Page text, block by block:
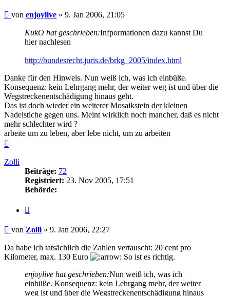
Beitrag
von enjoylive » 9. Jan 2006, 21:05
KukO hat geschrieben:Infpormationen dazu kannst Du
hier nachlesen
http://bundesrecht.juris.de/brkg_2005/index.html
Danke für den Hinweis. Nun weiß ich, was ich einbüße.
Konsequenz: kein Lehrgang mehr, der weiter weg ist und über die
Wegstreckenentschädigung hinaus geht.
Das ist doch wieder ein weiterer Mosaikstein der kleinen
Nadelstiche gegen uns. Meint wirklich noch mancher, daß es nicht
mehr schlechter wird ?
arbeite um zu leben, aber lebe nicht, um zu arbeiten
Zolli
Beiträge: 72
Registriert: 23. Nov 2005, 17:51
Behörde:
Beitrag
von Zolli » 9. Jan 2006, 22:27
Da habe ich tatsächlich die Zahlen vertauscht: 20 cent pro
Kilometer, max. 130 Euro
So ist es richtig.
enjoylive hat geschrieben:Nun weiß ich, was ich
einbüße. Konsequenz: kein Lehrgang mehr, der weiter
weg ist und über die Wegstreckenentschädigung hinaus